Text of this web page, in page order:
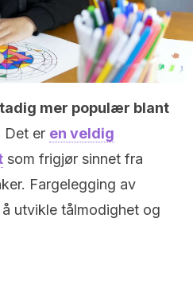
mer populær blant
Det er en veldig
som frigjør sinnet fra
Fargelegging av
utvikle tålmodighet og